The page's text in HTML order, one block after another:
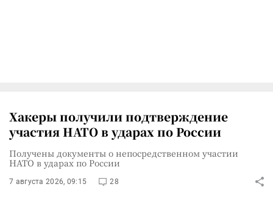
Хакеры получили подтверждение
участия НАТО в ударах по России
Получены документы о непосредственном участии
НАТО в ударах по России
7 августа 2026, 09:15 28